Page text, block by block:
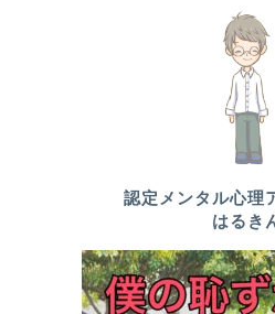
認定メンタル心理
はるき